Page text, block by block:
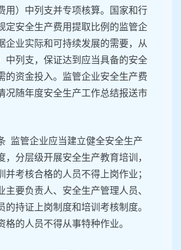
用）中列支并专项核算。国家和行
定安全生产费用提取比例的监管企
企业实际和可持续发展的需要，从
中列支，保证达到应当具备的安全
的资金投入。监管企业安全生产费
况随年度安全生产工作总结报送市
监管企业应当建立健全安全生产
，分层级开展安全生产教育培训，
并考核合格的人员不得上岗作业；
主要负责人、安全生产管理人员、
的持证上岗制度和培训考核制度。
格的人员不得从事特种作业。